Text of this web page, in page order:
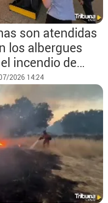
son atendidas
los albergues
incendio de
2026 14:24